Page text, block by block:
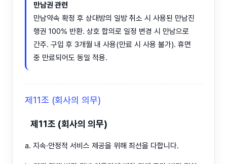
만남권 관련
만남약속 확정 후 상대방의 일방 취소 시 사용된 만남진
행권 100% 반환. 상호 합의로 일정 변경 시 만남으로
간주. 구입 후 3개월 내 사용(만료 시 사용 불가). 휴면
중 만료되어도 동일 적용.
제11조 (회사의 의무)
제11조 (회사의 의무)
a. 지속·안정적 서비스 제공을 위해 최선을 다합니다.